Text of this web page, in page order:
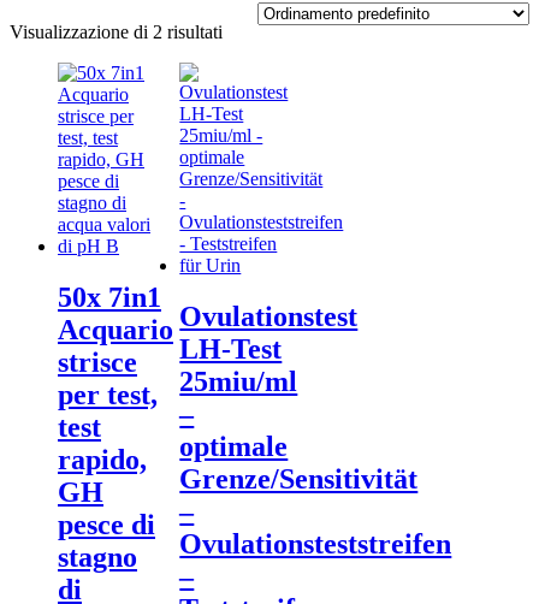
Visualizzazione di 2 risultati
50x 7in1
Acquario
strisce
per test,
test
rapido,
GH
pesce di
stagno
di
Ovulationstest
LH-Test
25miu/ml
–
optimale
Grenze/Sensitivität
–
Ovulationsteststreifen
–